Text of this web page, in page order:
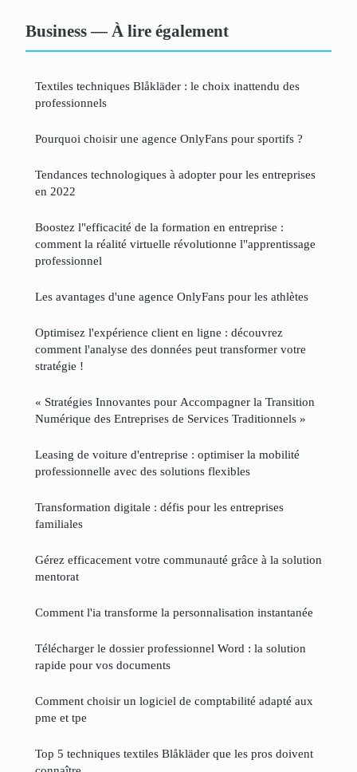
Business — À lire également
Textiles techniques Blåkläder : le choix inattendu des
professionnels
Pourquoi choisir une agence OnlyFans pour sportifs ?
Tendances technologiques à adopter pour les entreprises
en 2022
Boostez l"efficacité de la formation en entreprise :
comment la réalité virtuelle révolutionne l"apprentissage
professionnel
Les avantages d'une agence OnlyFans pour les athlètes
Optimisez l'expérience client en ligne : découvrez
comment l'analyse des données peut transformer votre
stratégie !
« Stratégies Innovantes pour Accompagner la Transition
Numérique des Entreprises de Services Traditionnels »
Leasing de voiture d'entreprise : optimiser la mobilité
professionnelle avec des solutions flexibles
Transformation digitale : défis pour les entreprises
familiales
Gérez efficacement votre communauté grâce à la solution
mentorat
Comment l'ia transforme la personnalisation instantanée
Télécharger le dossier professionnel Word : la solution
rapide pour vos documents
Comment choisir un logiciel de comptabilité adapté aux
pme et tpe
Top 5 techniques textiles Blåkläder que les pros doivent